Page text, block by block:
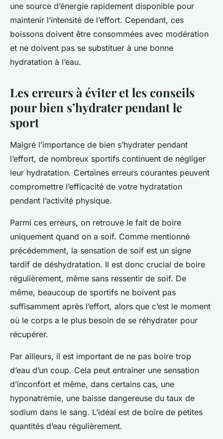
une source d’énergie rapidement disponible pour
maintenir l’intensité de l’effort. Cependant, ces
boissons doivent être consommées avec modération
et ne doivent pas se substituer à une bonne
hydratation à l’eau.
Les erreurs à éviter et les conseils
pour bien s’hydrater pendant le
sport
Malgré l’importance de bien s’hydrater pendant
l’effort, de nombreux sportifs continuent de négliger
leur hydratation. Certaines erreurs courantes peuvent
compromettre l’efficacité de votre hydratation
pendant l’activité physique.
Parmi ces erreurs, on retrouve le fait de boire
uniquement quand on a soif. Comme mentionné
précédemment, la sensation de soif est un signe
tardif de déshydratation. Il est donc crucial de boire
régulièrement, même sans ressentir de soif. De
même, beaucoup de sportifs ne boivent pas
suffisamment après l’effort, alors que c’est le moment
où le corps a le plus besoin de se réhydrater pour
récupérer.
Par ailleurs, il est important de ne pas boire trop
d’eau d’un coup. Cela peut entrainer une sensation
d’inconfort et même, dans certains cas, une
hyponatrémie, une baisse dangereuse du taux de
sodium dans le sang. L’idéal est de boire de petites
quantités d’eau régulièrement.